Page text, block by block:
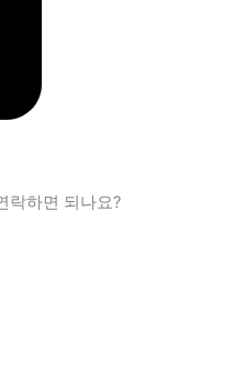
락하면 되나요?